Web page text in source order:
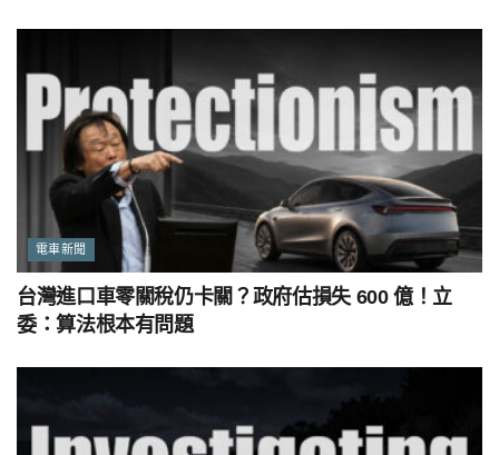
電車新聞
台灣進口車零關稅仍卡關？政府估損失 600 億！立
委：算法根本有問題